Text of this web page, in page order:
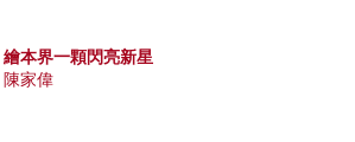
繪本界一顆閃亮新星
陳家偉